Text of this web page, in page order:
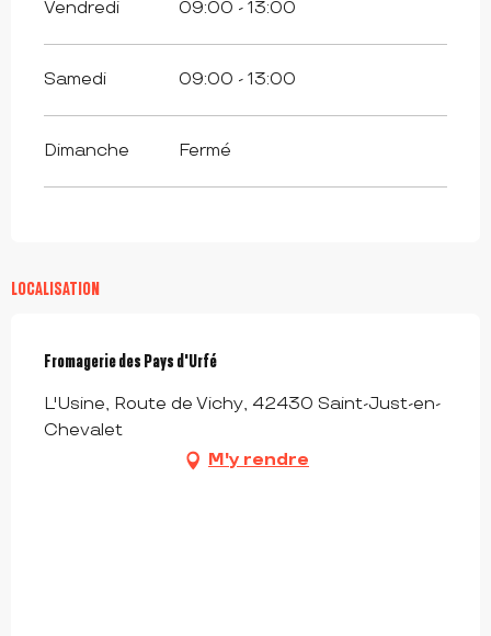
Vendredi 09:00 - 13:00
Samedi 09:00 - 13:00
Dimanche Fermé
LOCALISATION
Fromagerie des Pays d'Urfé
L'Usine, Route de Vichy, 42430 Saint-Just-en-
Chevalet
M'y rendre